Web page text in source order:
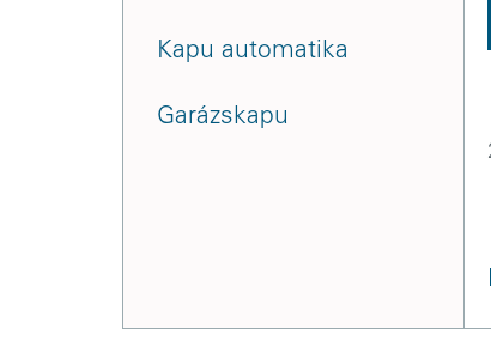
Kapu automatika
Garázskapu